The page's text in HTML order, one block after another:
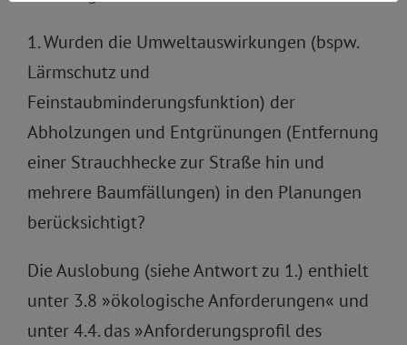
1. Wurden die Umweltauswirkungen (bspw.
Lärmschutz und
Feinstaubminderungsfunktion) der
Abholzungen und Entgrünungen (Entfernung
einer Strauchhecke zur Straße hin und
mehrere Baumfällungen) in den Planungen
berücksichtigt?
Die Auslobung (siehe Antwort zu 1.) enthielt
unter 3.8 »ökologische Anforderungen« und
unter 4.4. das »Anforderungsprofil des